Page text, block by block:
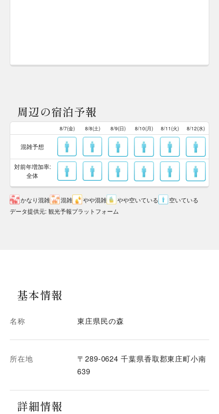
周辺の宿泊予報
8/7(金) 8/8(土) 8/9(日) 8/10(月) 8/11(火) 8/12(水)
混雑予想
対前年増加率:
全体
かなり混雑 混雑 やや混雑 やや空いている
空いている
データ提供元: 観光予報プラットフォーム
基本情報
名称 東庄県民の森
所在地
〒289-0624 千葉県香取郡東庄町小南
639
詳細情報